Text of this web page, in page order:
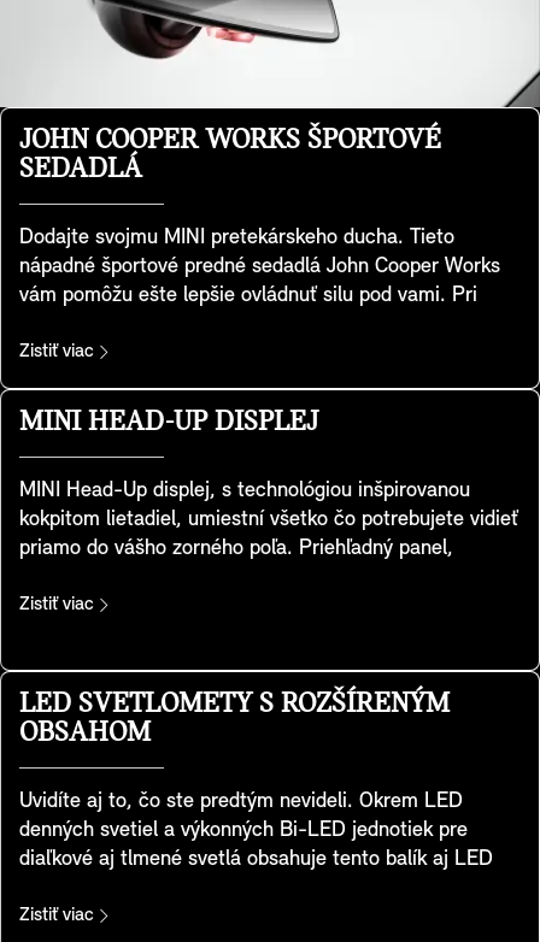
JOHN COOPER WORKS ŠPORTOVÉ
SEDADLÁ
Dodajte svojmu MINI pretekárskeho ducha. Tieto
nápadné športové predné sedadlá John Cooper Works
vám pomôžu ešte lepšie ovládnuť silu pod vami. Pri
majú integrované opierky hlavy a poskytujú extra bočnú
oporu, aby ste v zákrutách lepšie využili legendárny
MINI handling. K dispozícii sú aj praktické zadné
Zistiť viac
MINI HEAD-UP DISPLEJ
MINI Head-Up displej, s technológiou inšpirovanou
kokpitom lietadiel, umiestní všetko čo potrebujete vidieť
priamo do vášho zorného poľa. Priehľadný panel,
ako rýchlosť jazdy, mapy, funkcie asistenčných
prehľadný a poskytuje vynikajúcu kvalitu zobrazenia, aj
za silného vonkajšieho svetla. Výšku a jas zobrazenia si
jednoducho viete prispôsobiť, spolu s informáciami,
vždy komplexný a neustále zostanete v obraze.
Zistiť viac
LED SVETLOMETY S ROZŠÍRENÝM
OBSAHOM
Uvidíte aj to, čo ste predtým nevideli. Okrem LED
denných svetiel a výkonných Bi-LED jednotiek pre
diaľkové aj tlmené svetlá obsahuje tento balík aj LED
rozšíreným osvetlením do strán vám umožní vidieť aj do
Zistiť viac